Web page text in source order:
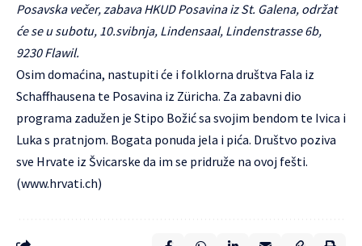
Posavska večer, zabava HKUD Posavina iz St. Galena, održat
će se u subotu, 10.svibnja, Lindensaal, Lindenstrasse 6b,
9230 Flawil.
Osim domaćina, nastupiti će i folklorna društva Fala iz
Schaffhausena te Posavina iz Züricha. Za zabavni dio
programa zadužen je Stipo Božić sa svojim bendom te Ivica i
Luka s pratnjom. Bogata ponuda jela i pića. Društvo poziva
sve Hrvate iz Švicarske da im se pridruže na ovoj fešti.
(www.hrvati.ch)